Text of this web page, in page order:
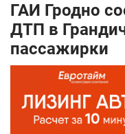
ГАИ Гродно
ДТП в
пассажирки